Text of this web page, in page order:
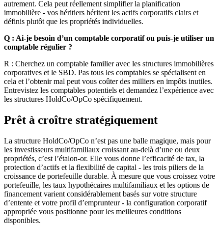
autrement. Cela peut réellement simplifier la planification
immobilière - vos héritiers héritent les actifs corporatifs clairs et
définis plutôt que les propriétés individuelles.
Q : Ai-je besoin d’un comptable corporatif ou puis-je utiliser un
comptable régulier ?
R : Cherchez un comptable familier avec les structures immobilières
corporatives et le SBD. Pas tous les comptables se spécialisent en
cela et l’obtenir mal peut vous coûter des milliers en impôts inutiles.
Entrevistez les comptables potentiels et demandez l’expérience avec
les structures HoldCo/OpCo spécifiquement.
Prêt à croître stratégiquement
La structure HoldCo/OpCo n’est pas une balle magique, mais pour
les investisseurs multifamiliaux croissant au-delà d’une ou deux
propriétés, c’est l’étalon-or. Elle vous donne l’efficacité de tax, la
protection d’actifs et la flexibilité de capital - les trois piliers de la
croissance de portefeuille durable. À mesure que vous croissez votre
portefeuille, les taux hypothécaires multifamiliaux et les options de
financement varient considérablement basés sur votre structure
d’entente et votre profil d’emprunteur - la configuration corporatif
appropriée vous positionne pour les meilleures conditions
disponibles.